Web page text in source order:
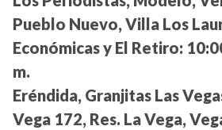
Pueblo Nuevo, Villa Los
Económicas y El Retiro:
m.
Eréndida, Granjitas Las
Vega 172, Res. La Vega,